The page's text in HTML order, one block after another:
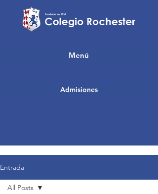
Admisiones
Menú
Entrada
All Posts